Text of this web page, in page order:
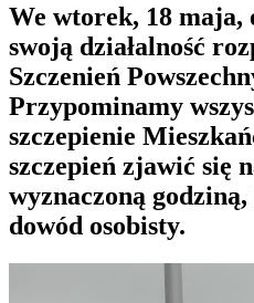
We wtorek, 18 maja,
swoją działalność
Szczenień
Przypominamy
szczepienie
szczepień zjawić się
wyznaczoną
dowód osobisty.